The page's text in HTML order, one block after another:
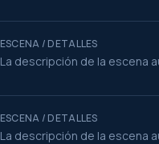
ESCENA / DETALLES
La descripción de la escena
ESCENA / DETALLES
La descripción de la escena